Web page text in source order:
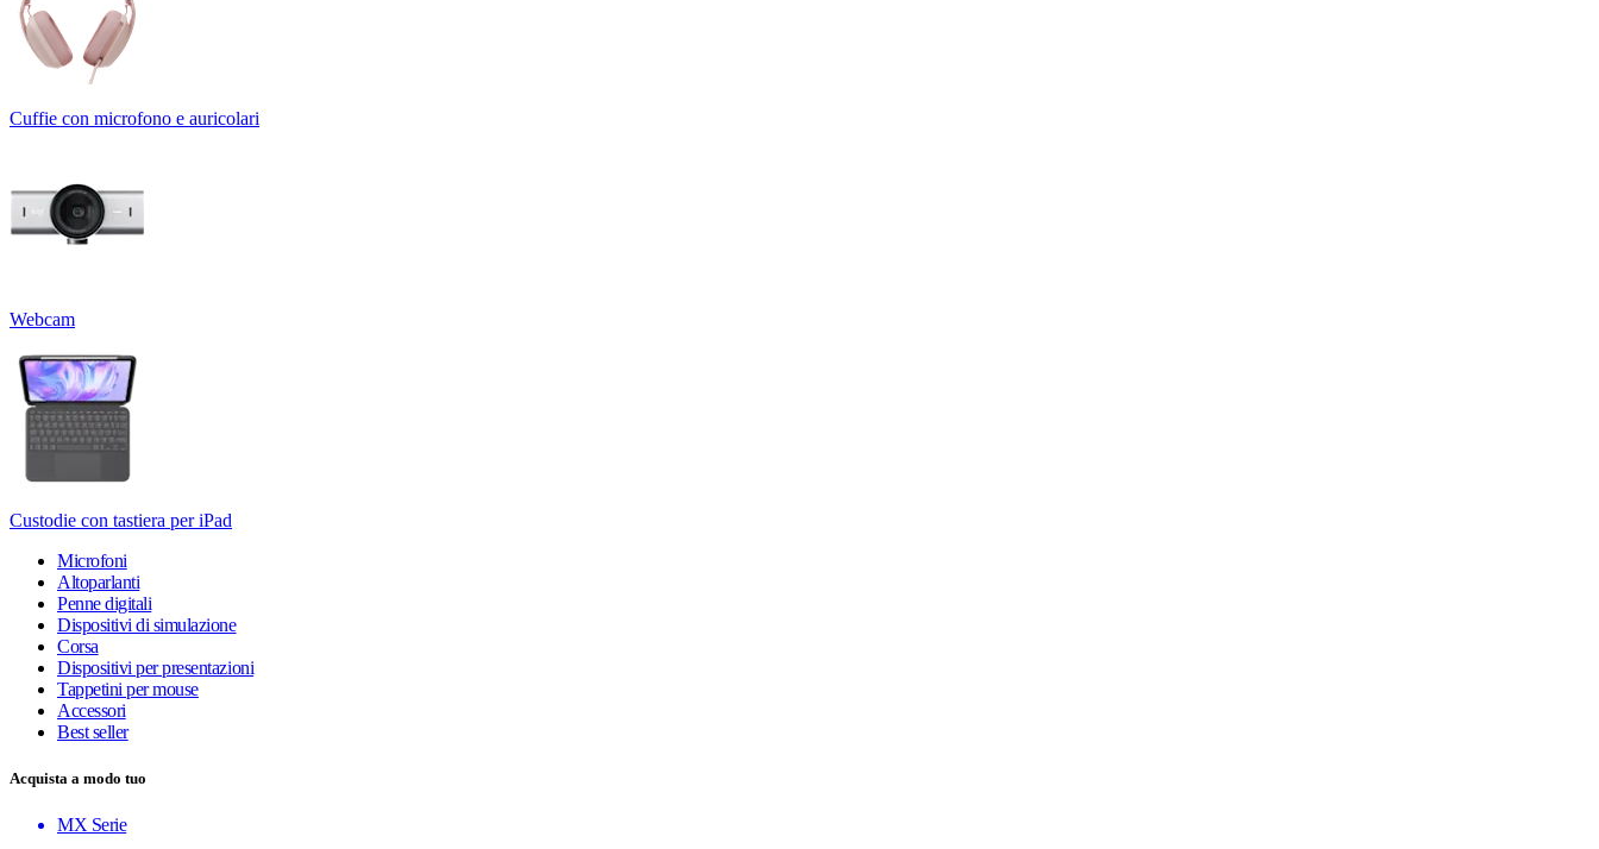
Cuffie con microfono e auricolari
Webcam
Custodie con tastiera per iPad
Microfoni
Altoparlanti
Penne digitali
Dispositivi di simulazione
Corsa
Dispositivi per presentazioni
Tappetini per mouse
Accessori
Best seller
Acquista a modo tuo
MX Serie